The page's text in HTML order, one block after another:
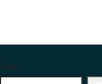
Барај